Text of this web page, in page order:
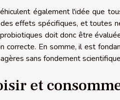
également l'idée que
effets spécifiques, et toutes
doit donc être
correcte. En somme, il est
sans fondement
et